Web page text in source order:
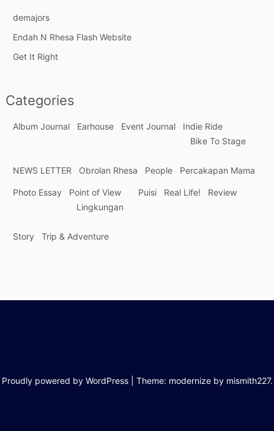
demajors
Endah N Rhesa Flash Website
Get It Right
Categories
Album Journal Earhouse Event Journal
Indie Ride
Bike To Stage
NEWS LETTER Obrolan Rhesa People Percakapan Mama
Photo Essay
Point of View
Lingkungan
Puisi Real Life! Review
Story Trip & Adventure
Proudly powered by WordPress Theme: modernize by mismith227.